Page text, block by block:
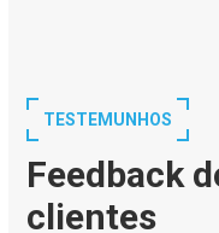
TESTEMUNHOS
Feedback
clientes